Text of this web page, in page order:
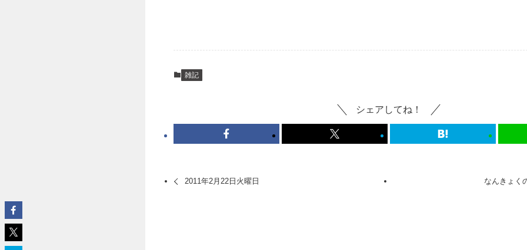
雑記
シェアしてね！
2011年2月22日火曜日 なんきょく